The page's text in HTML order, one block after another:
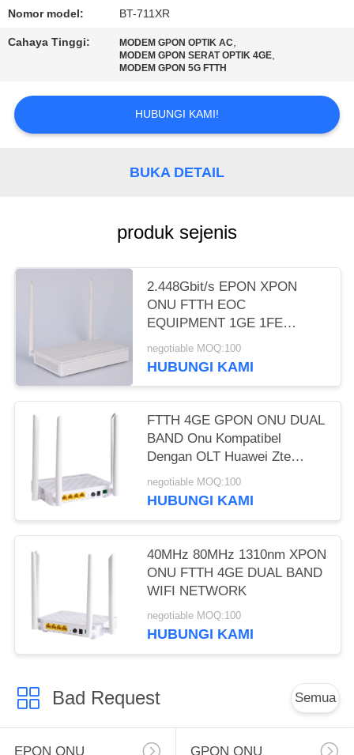
Nomor model: BT-711XR
Cahaya Tinggi: MODEM GPON OPTIK AC,
MODEM GPON SERAT OPTIK 4GE,
MODEM GPON 5G FTTH
HUBUNGI KAMI!
BUKA DETAIL
produk sejenis
2.448Gbit/s EPON XPON
ONU FTTH EOC
EQUIPMENT 1GE 1FE
JARINGAN WIFI
negotiable MOQ:100
HUBUNGI KAMI
FTTH 4GE GPON ONU DUAL
BAND Onu Kompatibel
Dengan OLT Huawei Zte
Fiberhome
negotiable MOQ:100
HUBUNGI KAMI
40MHz 80MHz 1310nm XPON
ONU FTTH 4GE DUAL BAND
WIFI NETWORK
negotiable MOQ:100
HUBUNGI KAMI
Bad Request Semua
EPON ONU GPON ONU